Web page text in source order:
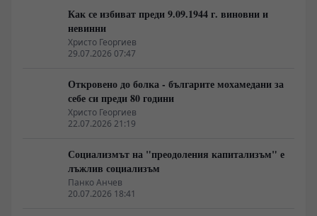
Как се избиват преди 9.09.1944 г. виновни и
невинни
Христо Георгиев
29.07.2026 07:47
Откровено до болка - българите мохамедани за
себе си преди 80 години
Христо Георгиев
22.07.2026 21:19
Социализмът на "преодоления капитализъм" е
лъжлив социализъм
Панко Анчев
20.07.2026 18:41